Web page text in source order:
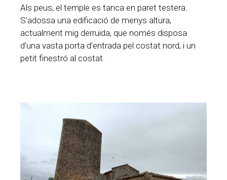
Als peus, el temple es tanca en paret testera.
S’adossa una edificació de menys altura,
actualment mig derruïda, que només disposa
d’una vasta porta d’entrada pel costat nord, i un
petit finestró al costat.